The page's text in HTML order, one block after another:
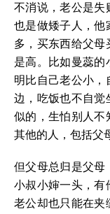
不消说，老公是失
也是做矮子人，他
多，买东西给父母
是高。比如曼蕊的
明比自己老公小，
边，吃饭也不自觉
似的，生怕别人不
其他的人，包括父
但父母总归是父母
小叔小婶一头，有
老公却也只能在夹